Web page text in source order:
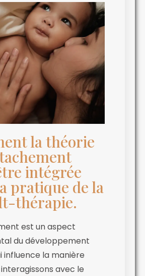
la théorie
intégrée
pratique de la
thérapie.
est un aspect
du développement
influence la manière
avec le